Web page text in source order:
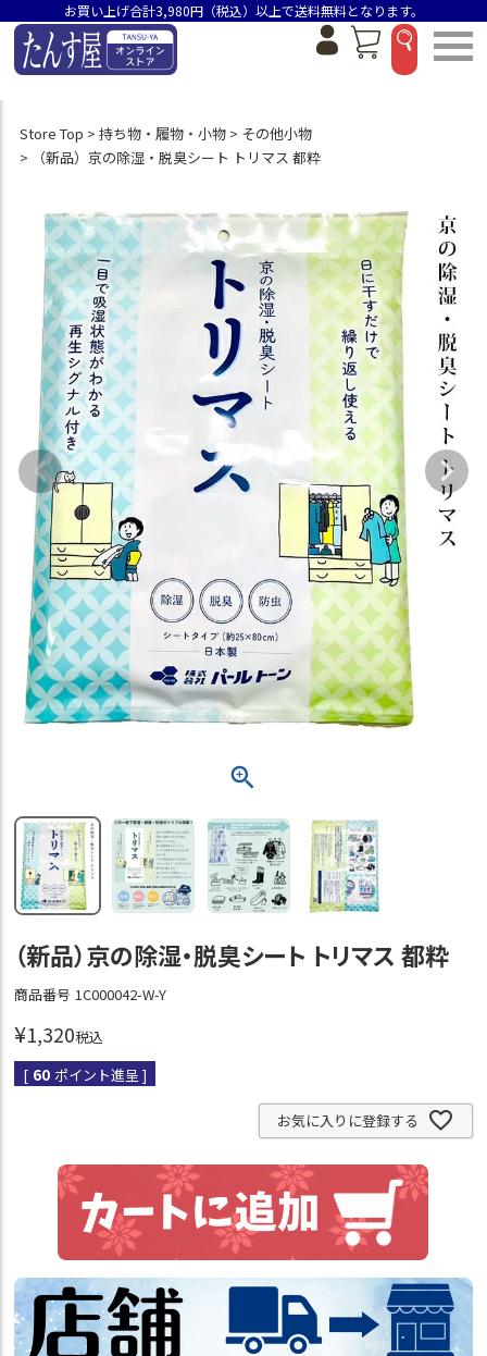
お買い上げ合計3,980円（税込）以上で送料無料となります。
Store Top 持ち物・履物・小物
その他小物
（新品）京の除湿・脱臭シート トリマス 都粋
（新品）京の除湿・脱臭シート トリマス 都粋
商品番号 1C000042-W-Y
¥1,320税込
[ 60 ポイント進呈 ]
お気に入りに登録する